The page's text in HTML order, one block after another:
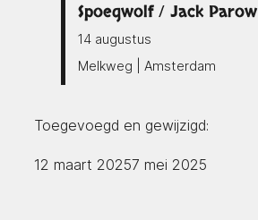
Spoegwolf / Jack Parow
14 augustus
Melkweg | Amsterdam
Toegevoegd en gewijzigd:
12 maart 20257 mei 2025